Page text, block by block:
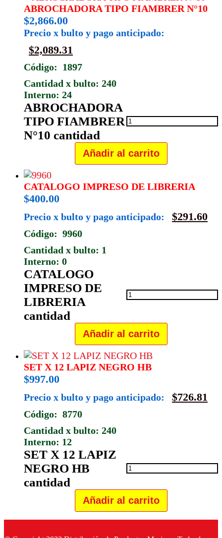
ABROCHADORA TIPO FIAMBRER N°10
$2,866.00
Precio x bulto y pago anticipado:
$2,089.31
Código: 1897
Cantidad x bulto: 240
Interno: 24
ABROCHADORA
TIPO FIAMBRER
N°10 cantidad
Añadir al carrito
CATALOGO IMPRESO DE LIBRERIA
$400.00
Precio x bulto y pago anticipado: $291.60
Código: 9960
Cantidad x bulto: 1
Interno: 0
CATALOGO
IMPRESO DE
LIBRERIA
cantidad
Añadir al carrito
SET X 12 LAPIZ NEGRO HB
$997.00
Precio x bulto y pago anticipado: $726.81
Código: 8770
Cantidad x bulto: 240
Interno: 12
SET X 12 LAPIZ
NEGRO HB
cantidad
Añadir al carrito